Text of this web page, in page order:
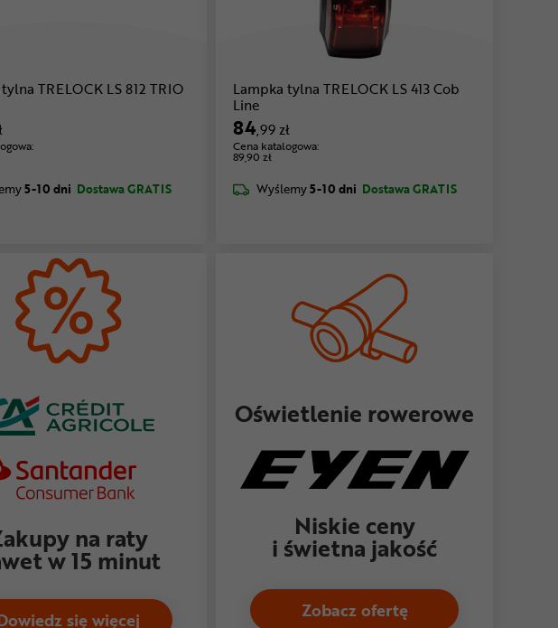
Lampka tylna TRELOCK LS 812 TRIO
5-10 dni Dostawa GRATIS
Lampka tylna TRELOCK LS 413 Cob
Line
84,99 zł
Cena katalogowa:
89,90 zł
Wyślemy5-10 dni Dostawa GRATIS
na raty
w 15 minut
się więcej
Oświetlenie rowerowe
Niskie ceny
i świetna jakość
Zobacz ofertę